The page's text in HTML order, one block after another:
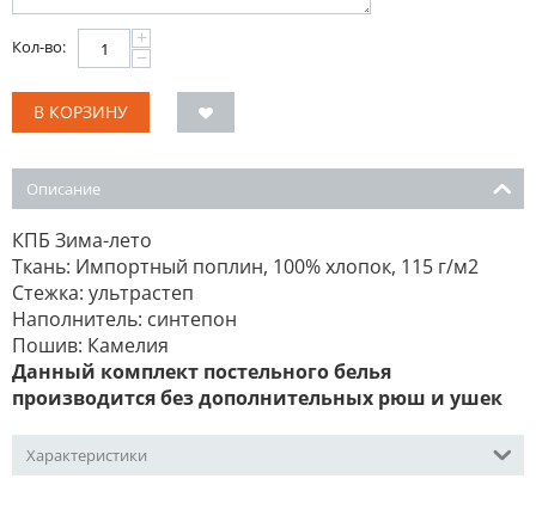
Кол-во: +
−
В КОРЗИНУ
Описание
КПБ Зима-лето
Ткань: Импортный поплин, 100% хлопок, 115 г/м2
Стежка: ультрастеп
Наполнитель: синтепон
Пошив: Камелия
Данный комплект постельного белья
производится без дополнительных рюш и ушек
Характеристики